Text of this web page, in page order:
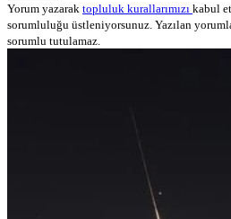
Yorum yazarak topluluk kurallarımızı kabul
sorumluluğu üstleniyorsunuz. Yazılan
sorumlu tutulamaz.